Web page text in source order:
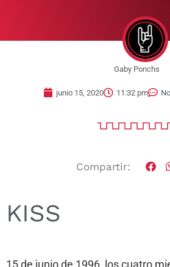
Gaby Ponchs
junio 15, 2020 11:32 pm
Compartir:
KISS